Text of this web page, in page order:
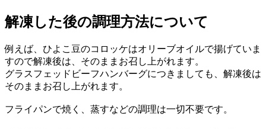
解凍した後の調理方法について
例えば、ひよこ豆のコロッケはオリーブオイルで揚げていま
すので解凍後は、そのままお召し上がれます。
グラスフェッドビーフハンバーグにつきましても、解凍後は
そのままお召し上がれます。
フライパンで焼く、蒸すなどの調理は一切不要です。